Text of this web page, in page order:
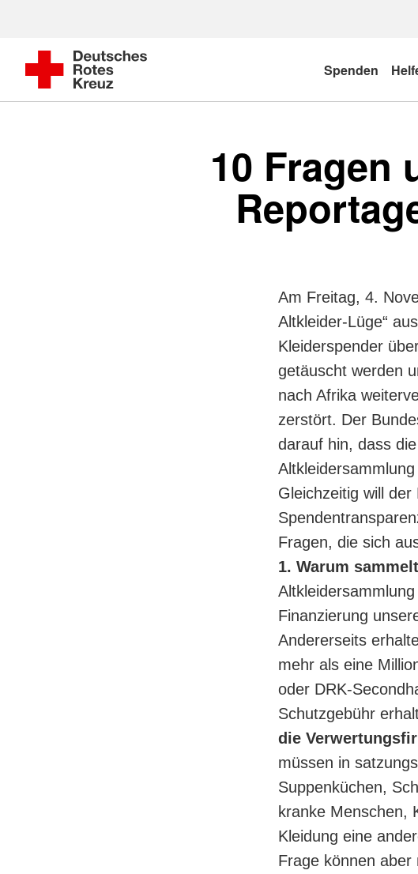
Spenden
10 Fragen
Am Freitag, 4.
Altkleider-Lüge“
Kleiderspender
getäuscht werden
nach Afrika
zerstört. Der
darauf hin, dass
Gleichzeitig will
Fragen, die sich
1. Warum
Finanzierung
Andererseits
mehr als eine
oder DRK-
Schutzgebühr
die
müssen in
Suppenküchen,
kranke Menschen,
Kleidung eine
Frage können aber